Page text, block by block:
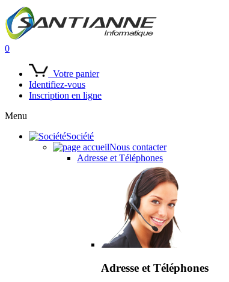
0
Votre panier
Identifiez-vous
Inscription en ligne
Menu
Société
Nous contacter
Adresse et Téléphones
Adresse et Téléphones